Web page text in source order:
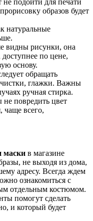
образов будет
натуральные
видны рисунки, она
по цене,
основу.
обращать
глажки. Важны
ручная стирка.
повредить цвет
чаще всего,
маски в магазине
не выходя из дома,
адресу. Всегда ждем
ознакомиться с
отдельным костюмом.
помогут сделать
и который будет